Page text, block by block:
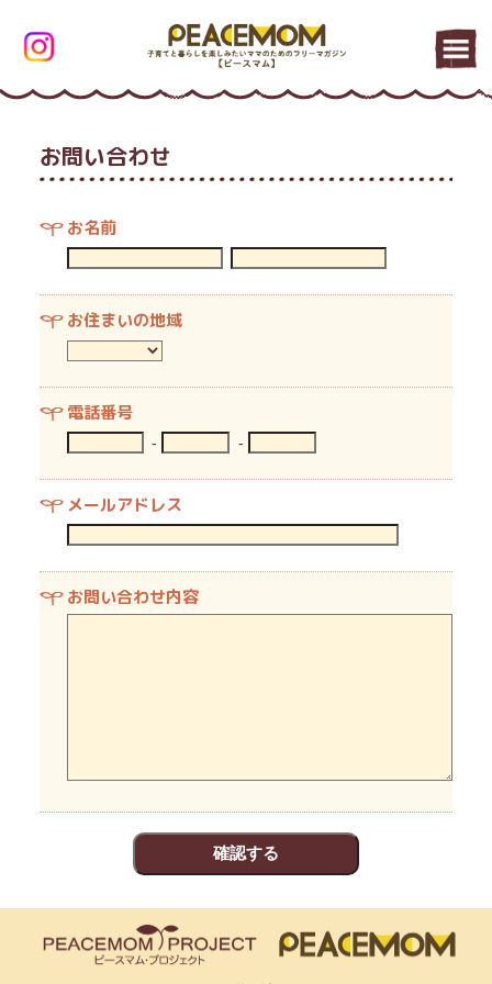
お問い合わせ
お名前
お住まいの地域
電話番号
- -
メールアドレス
お問い合わせ内容